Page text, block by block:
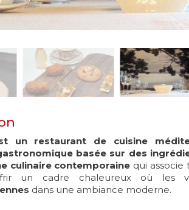
un restaurant de cuisine
basée sur des
culinaire contemporaine qui associe
un cadre chaleureux où les
dans une ambiance moderne.